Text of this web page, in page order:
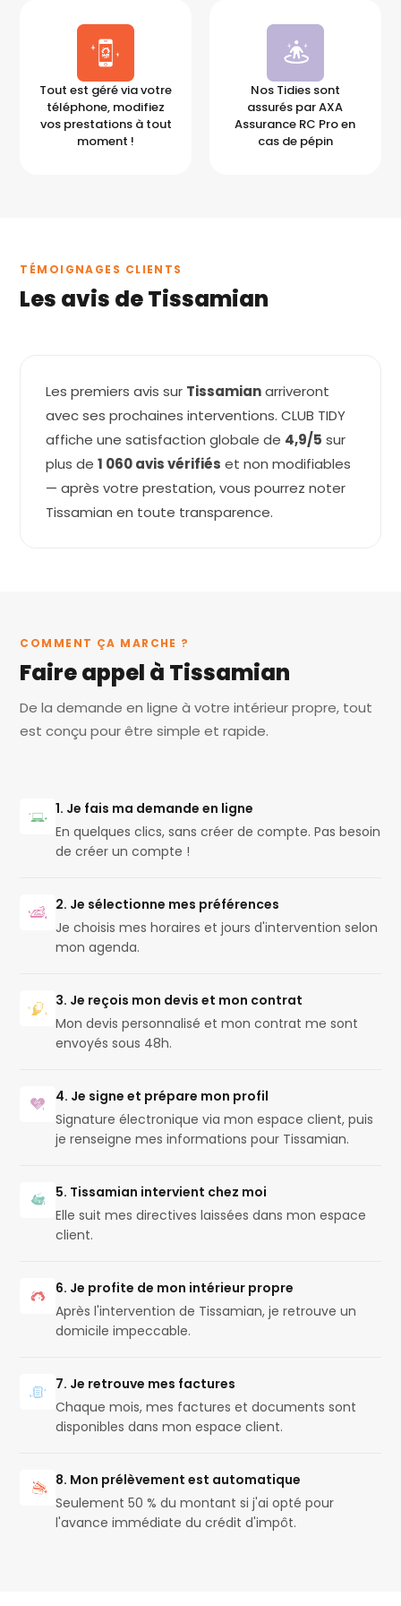
Tout est géré via votre
téléphone, modifiez
vos prestations à tout
moment !
Nos Tidies sont
assurés par AXA
Assurance RC Pro en
cas de pépin
TÉMOIGNAGES CLIENTS
Les avis de Tissamian
Les premiers avis sur Tissamianarriveront
avec ses prochaines interventions. CLUB TIDY
affiche une satisfaction globale de 4,9/5 sur
plus de1 060 avis vérifiés et non modifiables
— après votre prestation, vous pourrez noter
Tissamian en toute transparence.
COMMENT ÇA MARCHE ?
Faire appel à Tissamian
De la demande en ligne à votre intérieur propre, tout
est conçu pour être simple et rapide.
1. Je fais ma demande en ligne
En quelques clics, sans créer de compte. Pas besoin
de créer un compte !
2. Je sélectionne mes préférences
Je choisis mes horaires et jours d'intervention selon
mon agenda.
3. Je reçois mon devis et mon contrat
Mon devis personnalisé et mon contrat me sont
envoyés sous 48h.
4. Je signe et prépare mon profil
Signature électronique via mon espace client, puis
je renseigne mes informations pour Tissamian.
5. Tissamian intervient chez moi
Elle suit mes directives laissées dans mon espace
client.
6. Je profite de mon intérieur propre
Après l'intervention de Tissamian, je retrouve un
domicile impeccable.
7. Je retrouve mes factures
Chaque mois, mes factures et documents sont
disponibles dans mon espace client.
8. Mon prélèvement est automatique
Seulement 50 % du montant si j'ai opté pour
l'avance immédiate du crédit d'impôt.